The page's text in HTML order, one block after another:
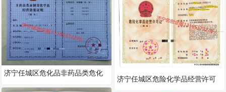
济宁任城区危化品非药品类危化
济宁任城区危险化学品经营许可